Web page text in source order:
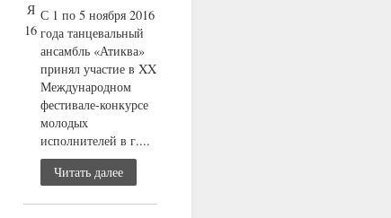
Я
16
С 1 по 5 ноября 2016
года танцевальный
ансамбль «Атиква»
принял участие в XX
Международном
фестивале-конкурсе
молодых
исполнителей в г....
Читать далее